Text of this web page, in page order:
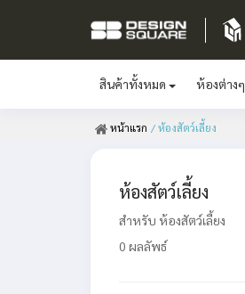
สินค้าทั้งหมด ห้องต่างๆ
หน้าแรก / ห้องสัตว์เลี้ยง
ห้องสัตว์เลี้ยง
สำหรับ ห้องสัตว์เลี้ยง
0 ผลลัพธ์